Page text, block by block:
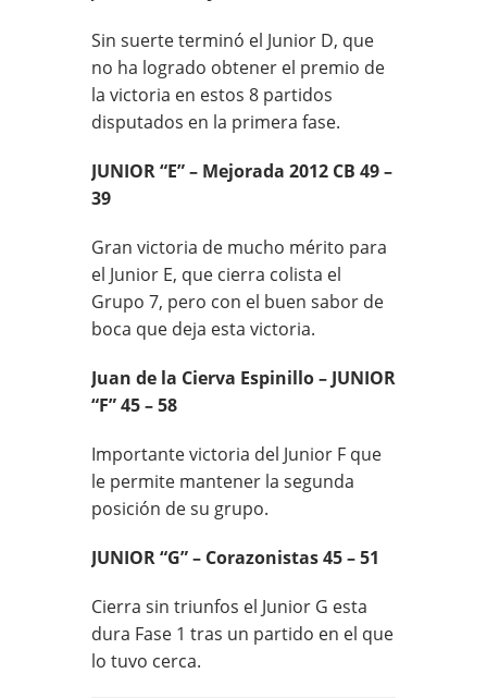
Sin suerte terminó el Junior D, que
no ha logrado obtener el premio de
la victoria en estos 8 partidos
disputados en la primera fase.
JUNIOR “E” – Mejorada 2012 CB 49 –
39
Gran victoria de mucho mérito para
el Junior E, que cierra colista el
Grupo 7, pero con el buen sabor de
boca que deja esta victoria.
Juan de la Cierva Espinillo – JUNIOR
“F” 45 – 58
Importante victoria del Junior F que
le permite mantener la segunda
posición de su grupo.
JUNIOR “G” – Corazonistas 45 – 51
Cierra sin triunfos el Junior G esta
dura Fase 1 tras un partido en el que
lo tuvo cerca.